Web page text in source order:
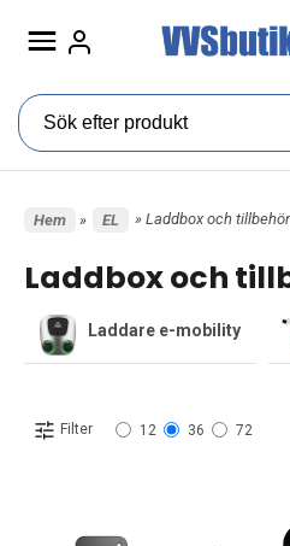
Hem » EL » Laddbox och tillbehör
Laddbox och
Laddare e-mobility
Filter 12 36 72